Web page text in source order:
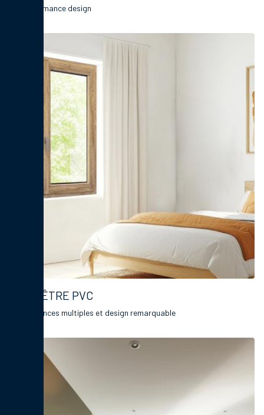
La performance design
FENÊTRE PVC
Performances multiples et design remarquable